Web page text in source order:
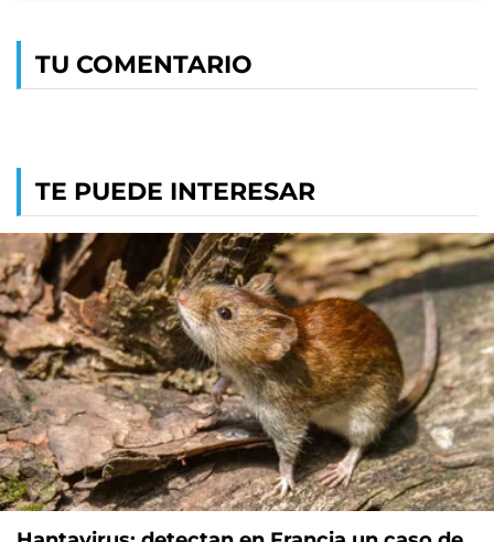
TU COMENTARIO
TE PUEDE INTERESAR